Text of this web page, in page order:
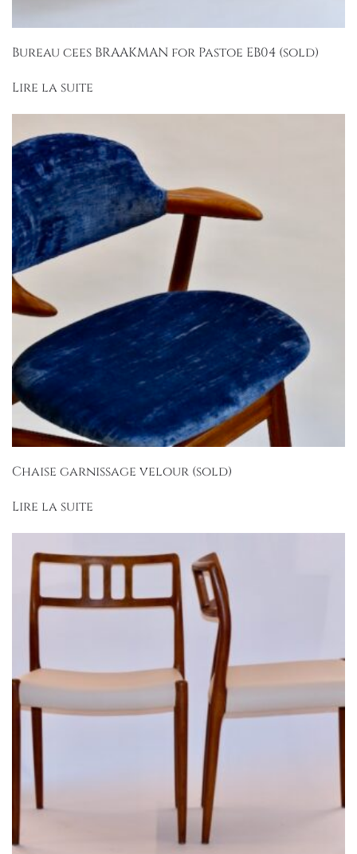
Bureau cees BRAAKMAN for Pastoe EB04 (sold)
Lire la suite
Chaise garnissage velour (sold)
Lire la suite